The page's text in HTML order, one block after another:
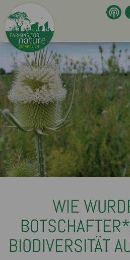
WIE
BIODIVERSITÄT